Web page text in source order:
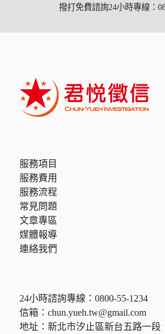
撥打免費諮詢24小時專線：
服務項目
服務費用
服務流程
常見問題
文章專區
媒體報導
連絡我們
24小時諮詢專線： 0800-55-1234
信箱： chun.yueh.tw@gmail.com
地址：新北市汐止區新台五路一段